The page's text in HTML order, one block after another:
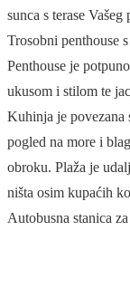
sunca s terase Vašeg
Trosobni penthouse
Penthouse je
ukusom i stilom te
Kuhinja je povezana
pogled na more i
obroku. Plaža je
ništa osim kupaćih
Autobusna stanica